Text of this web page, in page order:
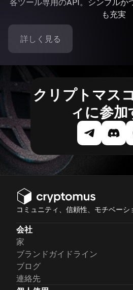
各ツール専用のAPI。シンプルか
も充実
詳しく見る
クリプトマス
ィに参加
コミュニティ、信頼性、モチベーシ
会社
家
ブランドガイドライン
ブログ
連絡先